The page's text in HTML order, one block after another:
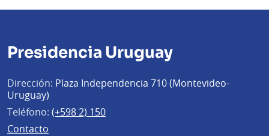
Presidencia Uruguay
Dirección: Plaza Independencia 710 (Montevideo-
Uruguay)
Teléfono: (+598 2) 150
Contacto